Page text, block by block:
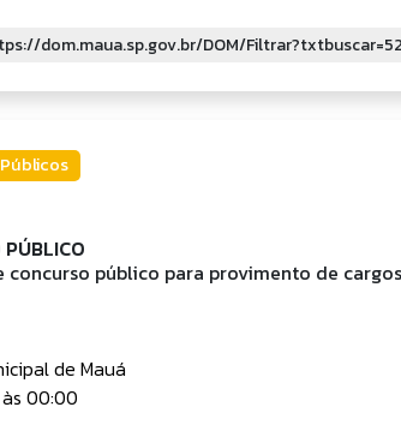
PÚBLICO
concurso público para provimento de
de Mauá
00:00